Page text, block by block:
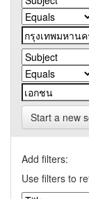
Start a new
Add filters:
Use filters to